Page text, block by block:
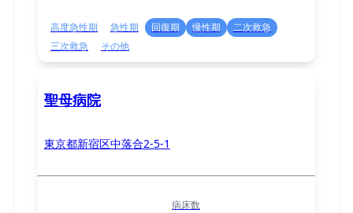
高度急性期 急性期 回復期 慢性期
二次救急
三次救急
その他
聖母病院
東京都新宿区中落合2-5-1
病床数